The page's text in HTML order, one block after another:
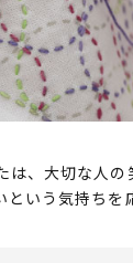
は、大切な人の
という気持ちを